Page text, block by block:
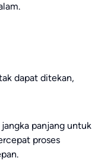
dapat ditekan,
panjang untuk
proses